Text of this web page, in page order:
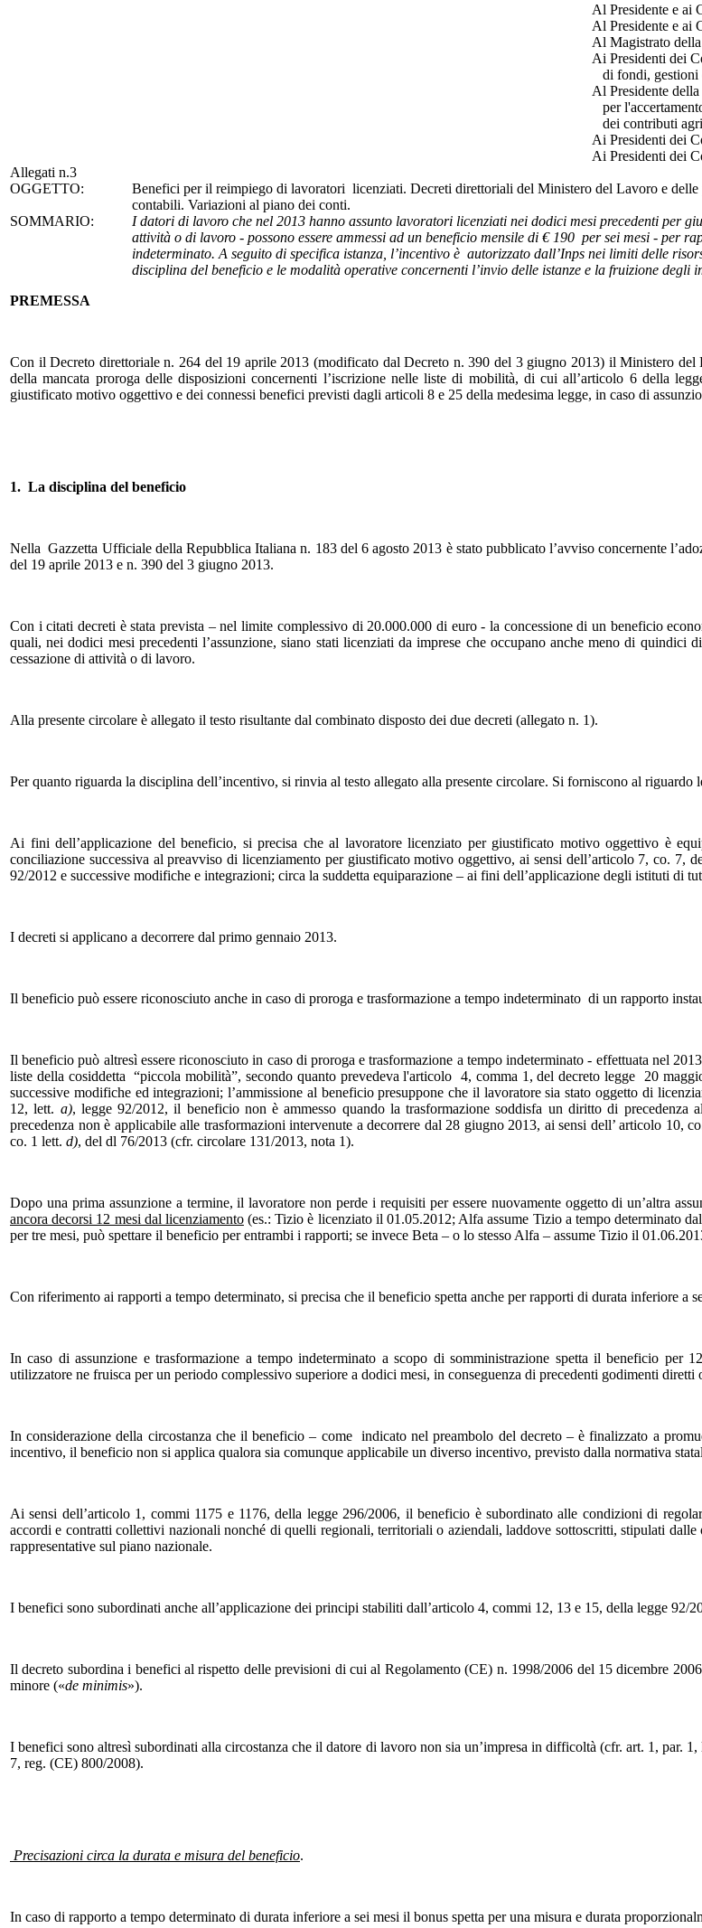
Al Presidente e ai
Al Presidente e ai
Al Magistrato
Ai Presidenti dei
di fondi, gestioni
Al Presidente
per
dei contributi
Ai Presidenti dei
Ai Presidenti dei
Allegati n.3
OGGETTO:
Benefici per il reimpiego di lavoratori licenziati. Decreti direttoriali del Ministero del Lavoro e
contabili. Variazioni al piano dei conti.
SOMMARIO:
I datori di lavoro che nel 2013 hanno assunto lavoratori licenziati nei dodici mesi precedenti per
attività o di lavoro - possono essere ammessi ad un beneficio mensile di € 190 per sei mesi - per
indeterminato. A seguito di specifica istanza, l’incentivo è autorizzato dall’Inps nei limiti delle
disciplina del beneficio e le modalità operative concernenti l’invio delle istanze e la fruizione
PREMESSA
Con il Decreto direttoriale n. 264 del 19 aprile 2013 (modificato dal Decreto n. 390 del 3 giugno 2013) il Ministero
della mancata proroga delle disposizioni concernenti l’iscrizione nelle liste di mobilità, di cui all’articolo 6 della
giustificato motivo oggettivo e dei connessi benefici previsti dagli articoli 8 e 25 della medesima legge, in caso di
1. La disciplina del beneficio
Nella Gazzetta Ufficiale della Repubblica Italiana n. 183 del 6 agosto 2013 è stato pubblicato l’avviso concernente
del 19 aprile 2013 e n. 390 del 3 giugno 2013.
Con i citati decreti è stata prevista – nel limite complessivo di 20.000.000 di euro - la concessione di un beneficio
quali, nei dodici mesi precedenti l’assunzione, siano stati licenziati da imprese che occupano anche meno di
cessazione di attività o di lavoro.
Alla presente circolare è allegato il testo risultante dal combinato disposto dei due decreti (allegato n. 1).
Per quanto riguarda la disciplina dell’incentivo, si rinvia al testo allegato alla presente circolare. Si forniscono al riguardo
Ai fini dell’applicazione del beneficio, si precisa che al lavoratore licenziato per giustificato motivo oggettivo è
conciliazione successiva al preavviso di licenziamento per giustificato motivo oggettivo, ai sensi dell’articolo 7, co.
92/2012 e successive modifiche e integrazioni; circa la suddetta equiparazione – ai fini dell’applicazione degli istituti di
I decreti si applicano a decorrere dal primo gennaio 2013.
Il beneficio può essere riconosciuto anche in caso di proroga e trasformazione a tempo indeterminato di un rapporto
Il beneficio può altresì essere riconosciuto in caso di proroga e trasformazione a tempo indeterminato - effettuata nel
liste della cosiddetta “piccola mobilità”, secondo quanto prevedeva l'articolo 4, comma 1, del decreto legge 20
successive modifiche ed integrazioni; l’ammissione al beneficio presuppone che il lavoratore sia stato oggetto di
12, lett. a), legge 92/2012, il beneficio non è ammesso quando la trasformazione soddisfa un diritto di
precedenza non è applicabile alle trasformazioni intervenute a decorrere dal 28 giugno 2013, ai sensi dell’ articolo 10,
co. 1 lett. d), del dl 76/2013 (cfr. circolare 131/2013, nota 1).
Dopo una prima assunzione a termine, il lavoratore non perde i requisiti per essere nuovamente oggetto di un’altra
ancora decorsi 12 mesi dal licenziamento(es.: Tizio è licenziato il 01.05.2012; Alfa assume Tizio a tempo determinato
per tre mesi, può spettare il beneficio per entrambi i rapporti; se invece Beta – o lo stesso Alfa – assume Tizio il
Con riferimento ai rapporti a tempo determinato, si precisa che il beneficio spetta anche per rapporti di durata inferiore a
In caso di assunzione e trasformazione a tempo indeterminato a scopo di somministrazione spetta il beneficio per
utilizzatore ne fruisca per un periodo complessivo superiore a dodici mesi, in conseguenza di precedenti godimenti diretti
In considerazione della circostanza che il beneficio – come indicato nel preambolo del decreto – è finalizzato a
incentivo, il beneficio non si applica qualora sia comunque applicabile un diverso incentivo, previsto dalla normativa
Ai sensi dell’articolo 1, commi 1175 e 1176, della legge 296/2006, il beneficio è subordinato alle condizioni di
accordi e contratti collettivi nazionali nonché di quelli regionali, territoriali o aziendali, laddove sottoscritti, stipulati
rappresentative sul piano nazionale.
I benefici sono subordinati anche all’applicazione dei principi stabiliti dall’articolo 4, commi 12, 13 e 15, della legge 92/
Il decreto subordina i benefici al rispetto delle previsioni di cui al Regolamento (CE) n. 1998/2006 del 15 dicembre
minore («de minimis»).
I benefici sono altresì subordinati alla circostanza che il datore di lavoro non sia un’impresa in difficoltà (cfr. art. 1, par.
7, reg. (CE) 800/2008).
Precisazioni circa la durata e misura del beneficio.
In caso di rapporto a tempo determinato di durata inferiore a sei mesi il bonus spetta per una misura e durata